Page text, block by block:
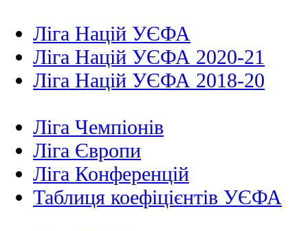
Ліга Націй УЄФА
Ліга Націй УЄФА 2020-21
Ліга Націй УЄФА 2018-20
Ліга Чемпіонів
Ліга Європи
Ліга Конференцій
Таблиця коефіцієнтів УЄФА